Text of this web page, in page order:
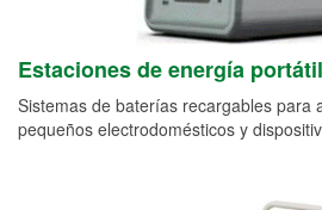
Estaciones de energía
Sistemas de baterías recargables para
pequeños electrodomésticos y